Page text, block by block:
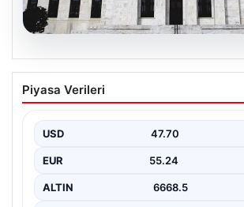
06.08.2026
Fed faizi sabit tuttu
Piyasa Verileri
USD 47.70
EUR 55.24
ALTIN 6668.5